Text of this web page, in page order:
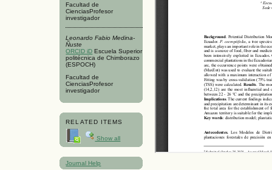
Facultad de
CienciasProfesor
investigador
Leonardo Fabio Medina-
Ñuste
ORCID iD Escuela Superior
politécnica de Chimborazo
(ESPOCH)
Facultad de
CienciasProfesor
investigador
RELATED ITEMS
Show all
Journal Help